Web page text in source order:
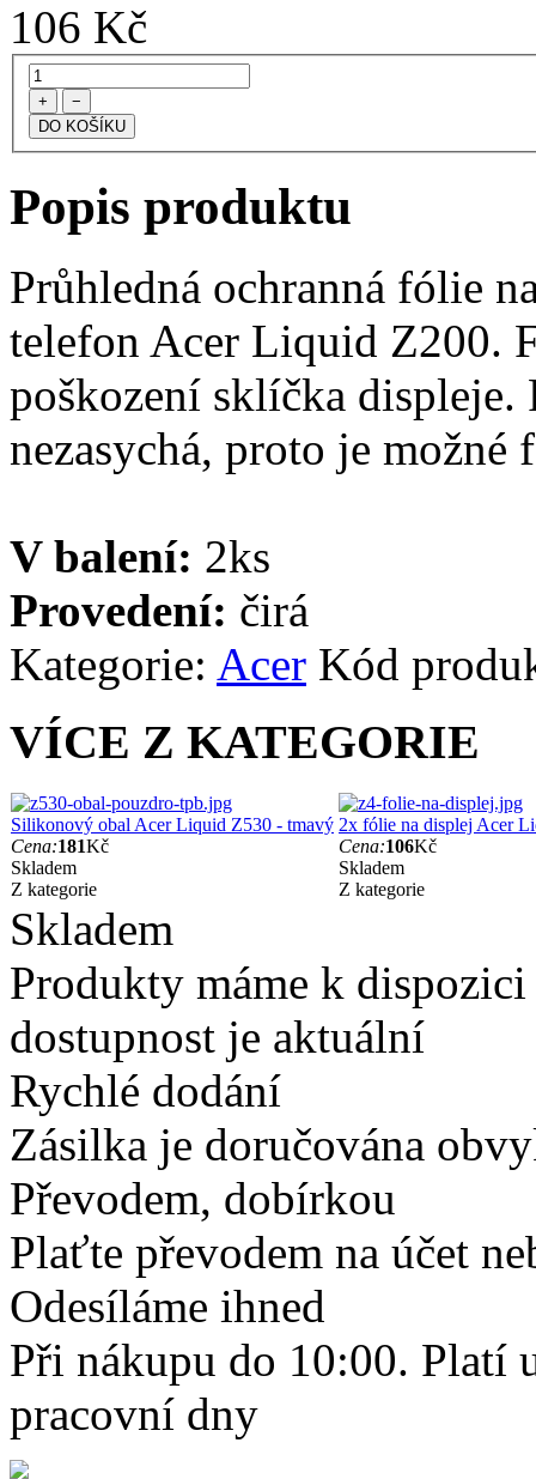
106 Kč
+ −
Popis produktu
Průhledná ochranná fólie
telefon Acer Liquid Z200.
poškození sklíčka
nezasychá, proto je
V balení: 2ks
Provedení: čirá
Kategorie: Acer Kód
VÍCE Z KATEGORIE
Silikonový obal Acer Liquid Z530 - tmavý
Cena:181Kč
Skladem
Z kategorie
2x fólie na displej Acer
Cena:106Kč
Skladem
Z kategorie
Skladem
Produkty máme k
dostupnost je aktuální
Rychlé dodání
Zásilka je doručována
Převodem, dobírkou
Plaťte převodem na účet
Odesíláme ihned
Při nákupu do 10:00. Platí
pracovní dny